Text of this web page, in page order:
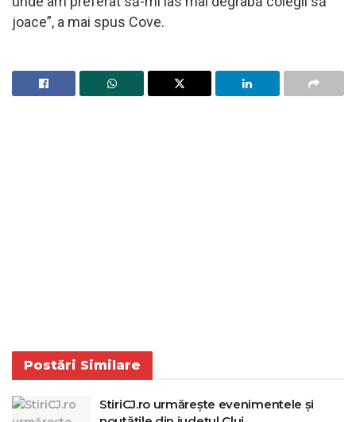
joace”, a mai spus Cove.
Postări Similare
StiriCJ.ro urmărește evenimentele și